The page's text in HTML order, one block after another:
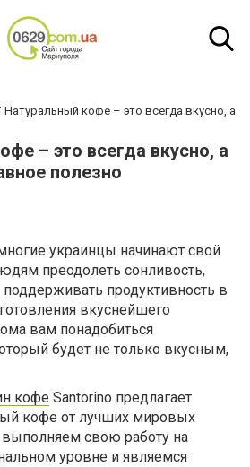
Натуральный кофе – это всегда вкусно, а
– это всегда вкусно, а
полезно
украинцы начинают свой
преодолеть сонливость,
продуктивность в
вкуснейшего
вам понадобиться
будет не только вкусным,
кофе Santorino предлагает
кофе от лучших мировых
свою работу на
уровне и являемся